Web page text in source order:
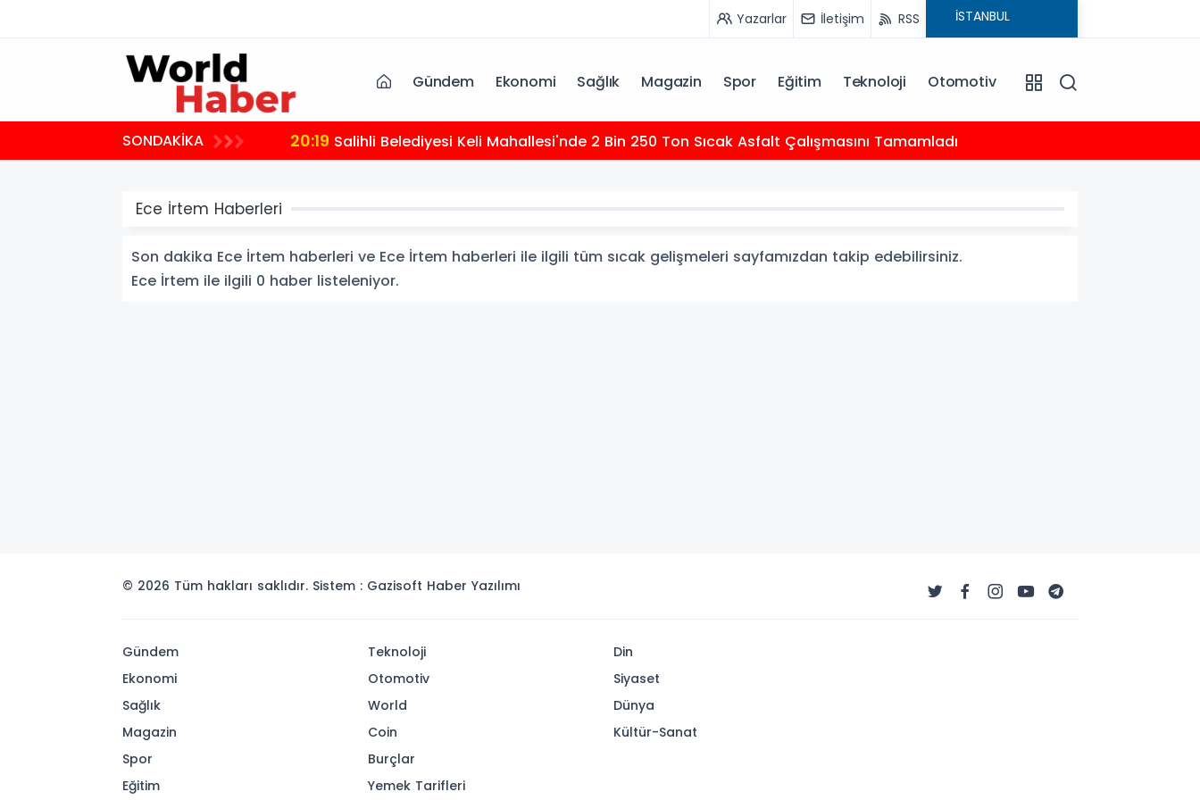
Yazarlar İletişim RSS
Gündem Ekonomi Sağlık Magazin Spor Eğitim Teknoloji Otomotiv
SONDAKİKA 20:19 Salihli Belediyesi Keli Mahallesi'nde 2 Bin 250 Ton Sıcak Asfalt Çalışmasını Tamamladı
Ece İrtem Haberleri
Son dakika Ece İrtem haberleri ve Ece İrtem haberleri ile ilgili tüm sıcak gelişmeleri sayfamızdan takip edebilirsiniz.
Ece İrtem ile ilgili 0 haber listeleniyor.
© 2026 Tüm hakları saklıdır. Sistem : Gazisoft Haber Yazılımı
Gündem
Ekonomi
Sağlık
Magazin
Spor
Eğitim
Teknoloji
Otomotiv
World
Coin
Burçlar
Yemek Tarifleri
Din
Siyaset
Dünya
Kültür-Sanat